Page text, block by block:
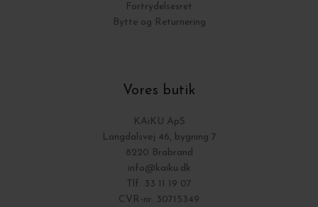
Fortrydelsesret
Bytte og Returnering
Vores butik
KAiKU ApS
Langdalsvej 46, bygning 7
8220 Brabrand
info@kaiku.dk
Tlf. 33 11 19 07
CVR-nr. 30715349